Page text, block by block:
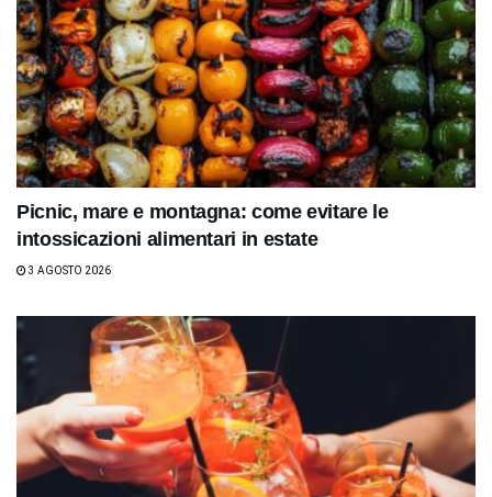
Picnic, mare e montagna: come evitare le
intossicazioni alimentari in estate
3 AGOSTO 2026